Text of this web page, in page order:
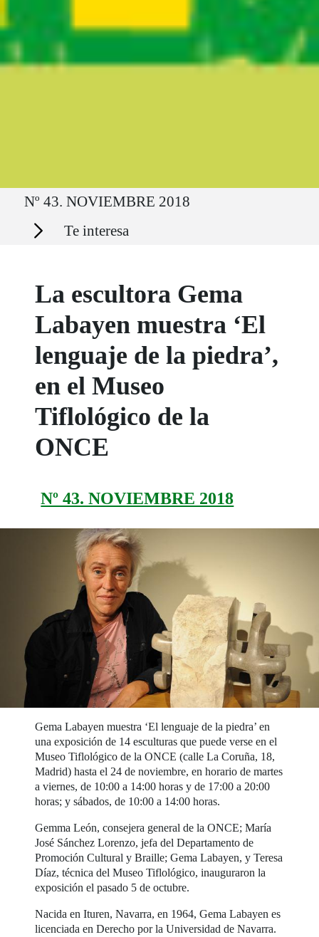
Ruta del sitio
Nº 43. NOVIEMBRE 2018
Secciones Te interesa
La escultora Gema
Labayen muestra ‘El
lenguaje de la piedra’,
en el Museo
Tiflológico de la
ONCE
Nº 43. NOVIEMBRE 2018
Gema Labayen muestra ‘El lenguaje de la piedra’ en
una exposición de 14 esculturas que puede verse en el
Museo Tiflológico de la ONCE (calle La Coruña, 18,
Madrid) hasta el 24 de noviembre, en horario de martes
a viernes, de 10:00 a 14:00 horas y de 17:00 a 20:00
horas; y sábados, de 10:00 a 14:00 horas.
Gemma León, consejera general de la ONCE; María
José Sánchez Lorenzo, jefa del Departamento de
Promoción Cultural y Braille; Gema Labayen, y Teresa
Díaz, técnica del Museo Tiflológico, inauguraron la
exposición el pasado 5 de octubre.
Nacida en Ituren, Navarra, en 1964, Gema Labayen es
licenciada en Derecho por la Universidad de Navarra.